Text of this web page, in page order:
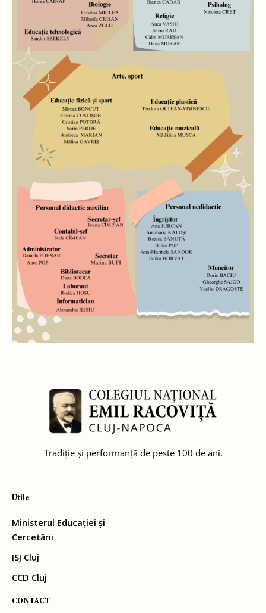
Tradiție și performanță de peste 100 de ani.
Utile
Ministerul Educației și
Cercetării
ISJ Cluj
CCD Cluj
CONTACT